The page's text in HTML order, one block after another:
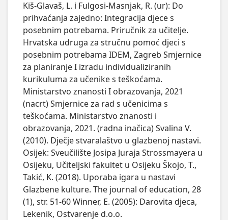
Kiš-Glavaš, L. i Fulgosi-Masnjak, R. (ur): Do
prihvaćanja zajedno: Integracija djece s
posebnim potrebama. Priručnik za učitelje.
Hrvatska udruga za stručnu pomoć djeci s
posebnim potrebama IDEM, Zagreb Smjernice
za planiranje I izradu individualiziranih
kurikuluma za učenike s teškoćama.
Ministarstvo znanosti I obrazovanja, 2021
(nacrt) Smjernice za rad s učenicima s
teškoćama. Ministarstvo znanosti i
obrazovanja, 2021. (radna inačica) Svalina V.
(2010). Dječje stvaralaštvo u glazbenoj nastavi.
Osijek: Sveučilište Josipa Juraja Strossmayera u
Osijeku, Učiteljski fakultet u Osijeku Škojo, T.,
Takić, K. (2018). Uporaba igara u nastavi
Glazbene kulture. The journal of education, 28
(1), str. 51-60 Winner, E. (2005): Darovita djeca,
Lekenik, Ostvarenje d.o.o.